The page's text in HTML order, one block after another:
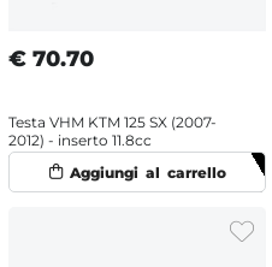
€ 70.70
Testa VHM KTM 125 SX (2007-
2012) - inserto 11.8cc